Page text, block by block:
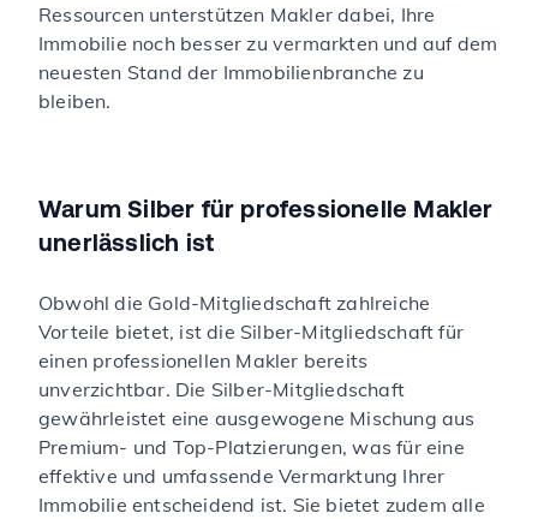
Ressourcen unterstützen Makler dabei, Ihre
Immobilie noch besser zu vermarkten und auf dem
neuesten Stand der Immobilienbranche zu
bleiben.
Warum Silber für professionelle Makler
unerlässlich ist
Obwohl die Gold-Mitgliedschaft zahlreiche
Vorteile bietet, ist die Silber-Mitgliedschaft für
einen professionellen Makler bereits
unverzichtbar. Die Silber-Mitgliedschaft
gewährleistet eine ausgewogene Mischung aus
Premium- und Top-Platzierungen, was für eine
effektive und umfassende Vermarktung Ihrer
Immobilie entscheidend ist. Sie bietet zudem alle